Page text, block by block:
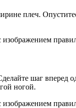
плеч.
изображением
шаг вперед
ногой.
изображением